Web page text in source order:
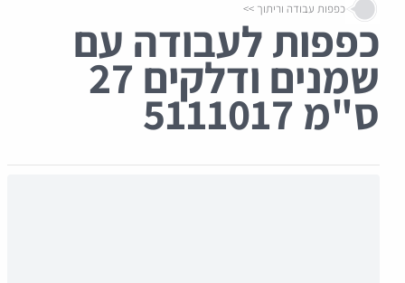
כפפות עבודה וריתוך
כפפות לעבודה עם
שמנים ודלקים 27
ס"מ 5111017